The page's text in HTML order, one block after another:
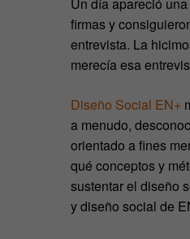
firmas y
entrevista. La
merecía esa
Diseño Social EN+
a menudo,
orientado a fines
qué conceptos y
sustentar el diseño
y diseño social de